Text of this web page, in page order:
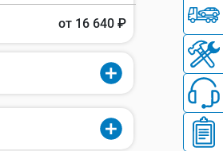
от 16 640 ₽